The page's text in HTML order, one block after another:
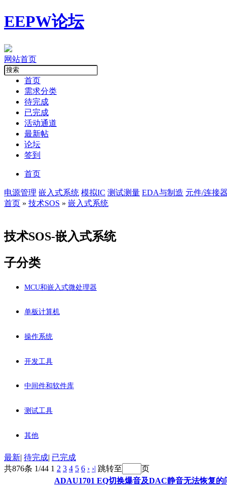
EEPW论坛
网站首页
首页
需求分类
待完成
已完成
活动通道
最新帖
论坛
签到
首页
电源管理 嵌入式系统 模拟IC 测试测量 EDA与制造 元件/连接
首页 » 技术SOS » 嵌入式系统
技术SOS-嵌入式系统
子分类
MCU和嵌入式微处理器
单板计算机
操作系统
开发工具
中间件和软件库
测试工具
其他
最新| 待完成| 已完成
共876条 1/44 1 2 3 4 5 6 › ›| 跳转至
页
ADAU1701 EQ切换爆音及DAC静音无法恢复的